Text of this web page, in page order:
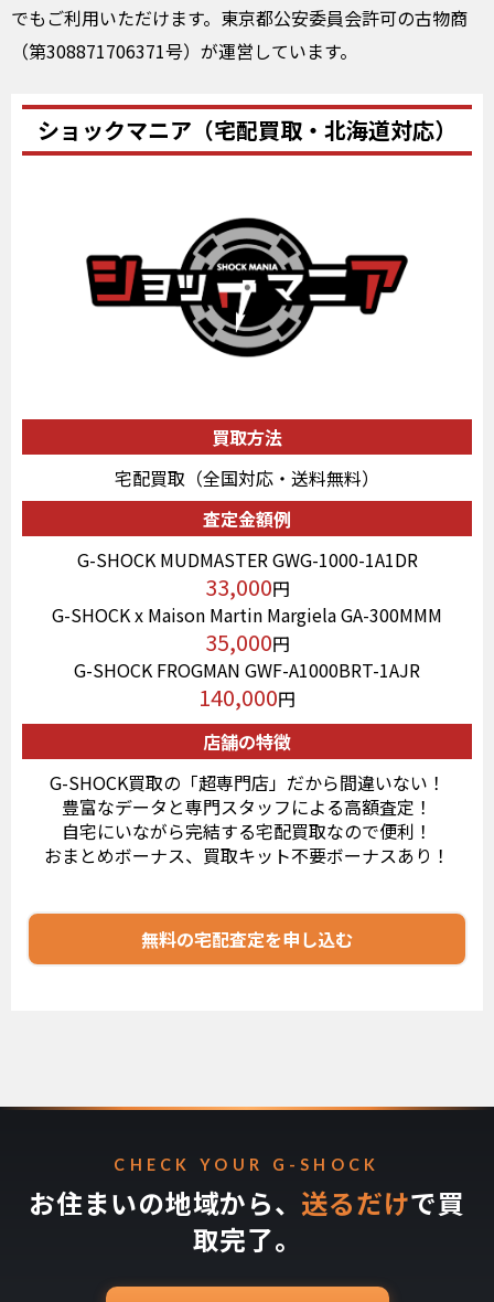
でもご利用いただけます。東京都公安委員会許可の古物商
（第308871706371号）が運営しています。
ショックマニア（宅配買取・北海道対応）
買取方法
宅配買取（全国対応・送料無料）
査定金額例
G-SHOCK MUDMASTER GWG-1000-1A1DR
33,000円
G-SHOCK x Maison Martin Margiela GA-300MMM
35,000円
G-SHOCK FROGMAN GWF-A1000BRT-1AJR
140,000円
店舗の特徴
G-SHOCK買取の「超専門店」だから間違いない！
豊富なデータと専門スタッフによる高額査定！
自宅にいながら完結する宅配買取なので便利！
おまとめボーナス、買取キット不要ボーナスあり！
無料の宅配査定を申し込む
CHECK YOUR G-SHOCK
お住まいの地域から、送るだけで買
取完了。